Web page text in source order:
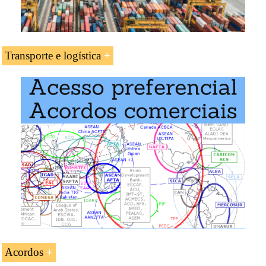
Doutoramento: Comércio Mundial.
Transporte e logística
Transporte e logística na Coreia do Sul.
Porto de Busan
Acesso ao Caminho de ferro Transiberiano
(Rússia, Mongólia, China, Coreia do Norte)
Acesso ao Corredor Pan-europeu II
Exemplo:
Acordos